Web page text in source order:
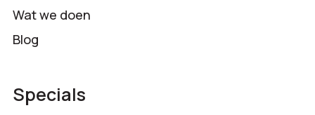
Wat we doen
Blog
Specials